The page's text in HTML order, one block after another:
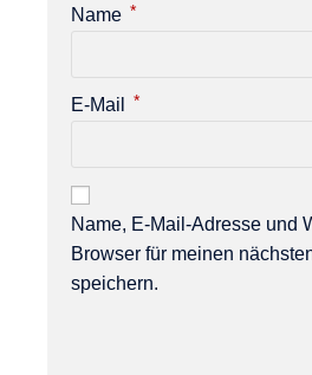
Name *
E-Mail *
Name, E-Mail-Adresse und
Browser für meinen
speichern.